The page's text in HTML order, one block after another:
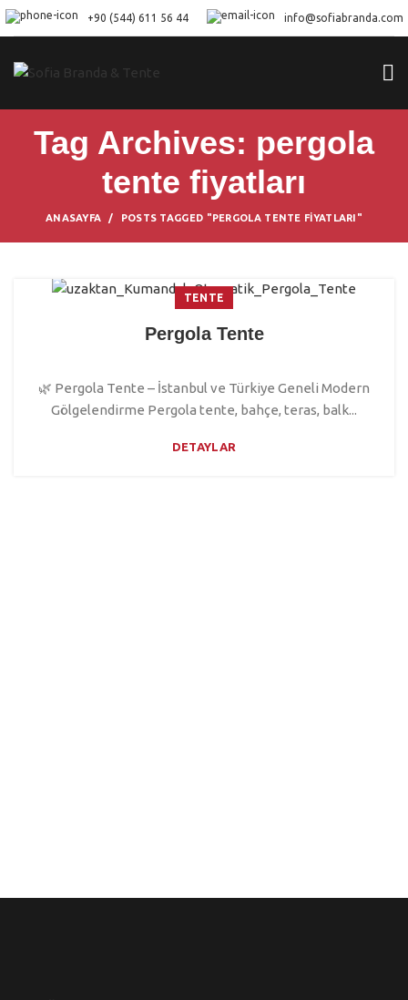
+90 (544) 611 56 44 info@sofiabranda.com
Tag Archives: pergola
tente fiyatları
ANASAYFA POSTS TAGGED "PERGOLA TENTE FIYATLARI"
TENTE
Pergola Tente
🌿 Pergola Tente – İstanbul ve Türkiye Geneli Modern
Gölgelendirme Pergola tente, bahçe, teras, balk...
DETAYLAR